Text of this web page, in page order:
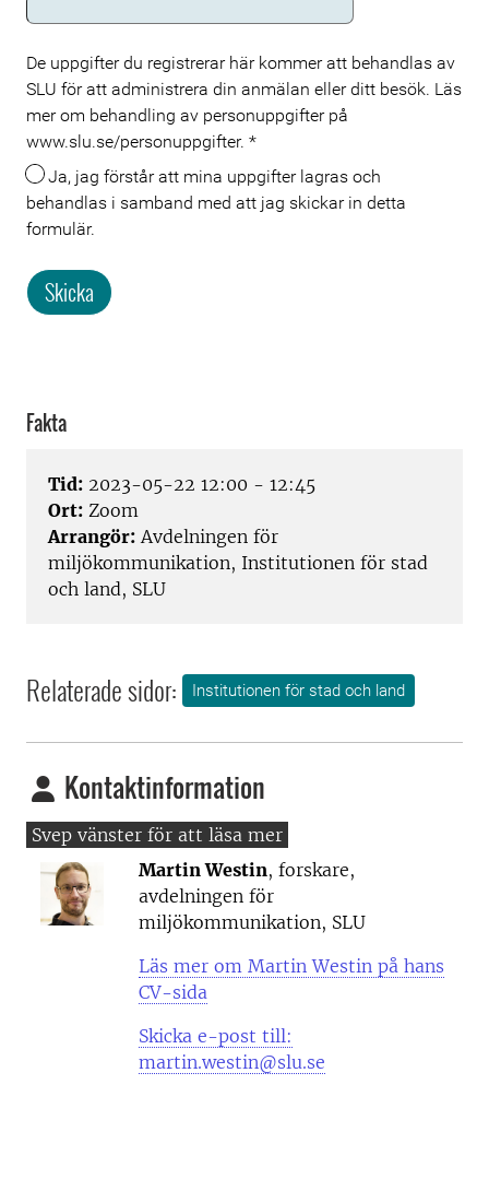
De uppgifter du registrerar här kommer att behandlas av
SLU för att administrera din anmälan eller ditt besök. Läs
mer om behandling av personuppgifter på
www.slu.se/personuppgifter. *
Ja, jag förstår att mina uppgifter lagras och
behandlas i samband med att jag skickar in detta
formulär.
Skicka
Fakta
Tid: 2023-05-22 12:00 - 12:45
Ort: Zoom
Arrangör: Avdelningen för
miljökommunikation, Institutionen för stad
och land, SLU
Relaterade sidor: Institutionen för stad och land
Kontaktinformation
Martin Westin, forskare,
avdelningen för
miljökommunikation, SLU
Läs mer om Martin Westin på hans
CV-sida
Skicka e-post till:
martin.westin@slu.se